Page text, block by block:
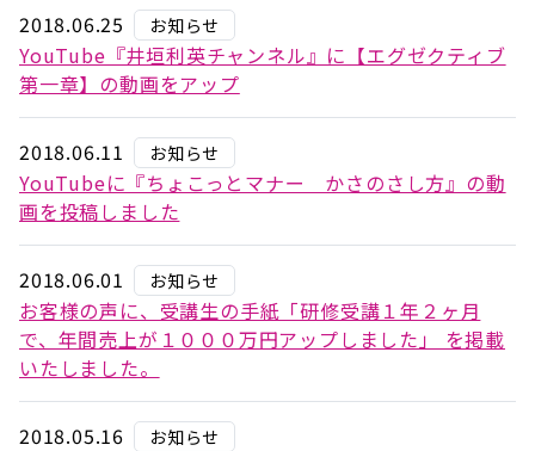
2018.06.25 お知らせ
YouTube『井垣利英チャンネル』に【エグゼクティブ
第一章】の動画をアップ
2018.06.11 お知らせ
YouTubeに『ちょこっとマナー かさのさし方』の動
画を投稿しました
2018.06.01 お知らせ
お客様の声に、受講生の手紙「研修受講１年２ヶ月
で、年間売上が１０００万円アップしました」 を掲載
いたしました。
2018.05.16 お知らせ